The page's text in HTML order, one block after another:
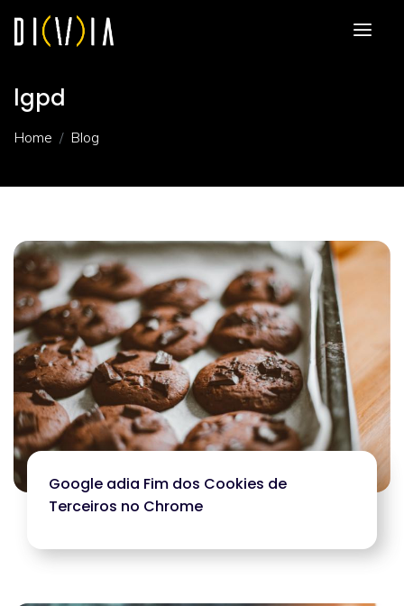
lgpd
Home Blog
Google adia Fim dos Cookies de
Terceiros no Chrome